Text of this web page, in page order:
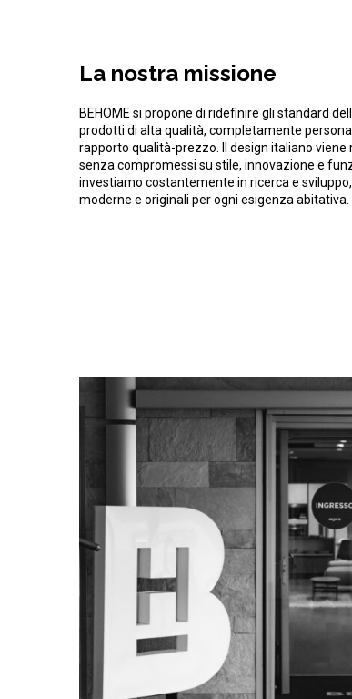
La nostra missione
BEHOME si propone di ridefinire gli standard
prodotti di alta qualità, completamente
rapporto qualità-prezzo. Il design italiano viene
senza compromessi su stile, innovazione e
investiamo costantemente in ricerca e
moderne e originali per ogni esigenza abitativa.